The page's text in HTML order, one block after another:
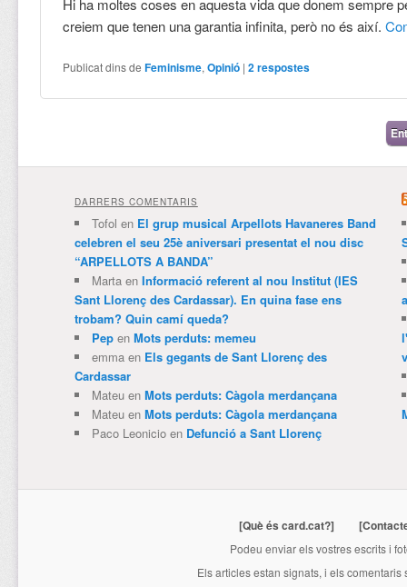
Hi ha moltes coses en aquesta vida que donem sempre
creiem que tenen una garantia infinita, però no és així.
Publicat dins de Feminisme,Opinió |2respostes
DARRERS COMENTARIS
Tofol en El grup musical Arpellots Havaneres Band
celebren el seu 25è aniversari presentat el nou disc
“ARPELLOTS A BANDA”
Martaen Informació referent al nou Institut (IES
Sant Llorenç des Cardassar). En quina fase ens
trobam? Quin camí queda?
Pepen Mots perduts: memeu
emmaen Els gegants de Sant Llorenç des
Cardassar
Mateuen Mots perduts: Càgola merdançana
Mateuen Mots perduts: Càgola merdançana
Paco Leonicioen Defunció a Sant Llorenç
[Què és card.cat?]
Podeu enviar els vostres escrits i
Els articles estan signats, i els